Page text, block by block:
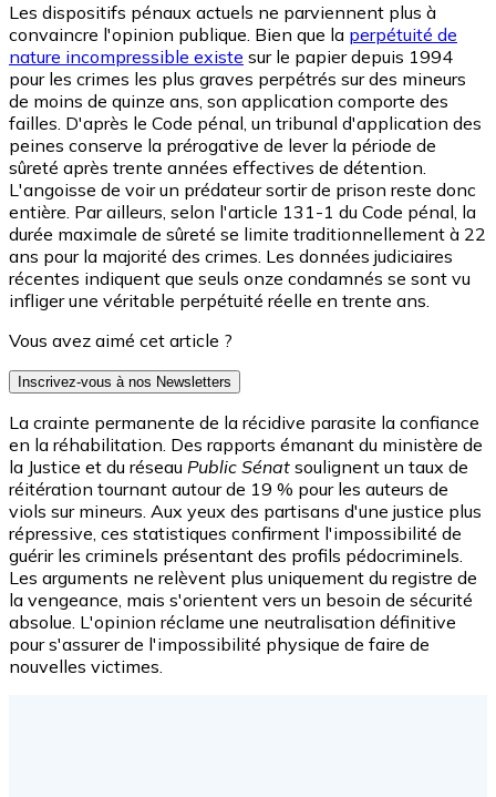
Les dispositifs pénaux actuels ne parviennent plus à
convaincre l'opinion publique. Bien que la perpétuité de
nature incompressible existe sur le papier depuis 1994
pour les crimes les plus graves perpétrés sur des mineurs
de moins de quinze ans, son application comporte des
failles. D'après le Code pénal, un tribunal d'application des
peines conserve la prérogative de lever la période de
sûreté après trente années effectives de détention.
L'angoisse de voir un prédateur sortir de prison reste donc
entière. Par ailleurs, selon l'article 131-1 du Code pénal, la
durée maximale de sûreté se limite traditionnellement à 22
ans pour la majorité des crimes. Les données judiciaires
récentes indiquent que seuls onze condamnés se sont vu
infliger une véritable perpétuité réelle en trente ans.
Vous avez aimé cet article ?
Inscrivez-vous à nos Newsletters
La crainte permanente de la récidive parasite la confiance
en la réhabilitation. Des rapports émanant du ministère de
la Justice et du réseau Public Sénat soulignent un taux de
réitération tournant autour de 19 % pour les auteurs de
viols sur mineurs. Aux yeux des partisans d'une justice plus
répressive, ces statistiques confirment l'impossibilité de
guérir les criminels présentant des profils pédocriminels.
Les arguments ne relèvent plus uniquement du registre de
la vengeance, mais s'orientent vers un besoin de sécurité
absolue. L'opinion réclame une neutralisation définitive
pour s'assurer de l'impossibilité physique de faire de
nouvelles victimes.